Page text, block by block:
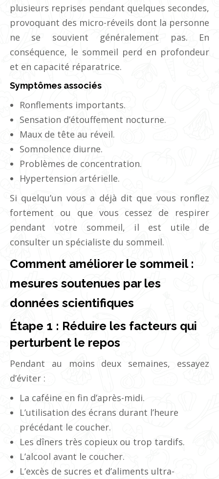
plusieurs reprises pendant quelques secondes,
provoquant des micro-réveils dont la personne
ne se souvient généralement pas. En
conséquence, le sommeil perd en profondeur
et en capacité réparatrice.
Symptômes associés
Ronflements importants.
Sensation d’étouffement nocturne.
Maux de tête au réveil.
Somnolence diurne.
Problèmes de concentration.
Hypertension artérielle.
Si quelqu’un vous a déjà dit que vous ronflez
fortement ou que vous cessez de respirer
pendant votre sommeil, il est utile de
consulter un spécialiste du sommeil.
Comment améliorer le sommeil :
mesures soutenues par les
données scientifiques
Étape 1 : Réduire les facteurs qui
perturbent le repos
Pendant au moins deux semaines, essayez
d’éviter :
La caféine en fin d’après-midi.
L’utilisation des écrans durant l’heure
précédant le coucher.
Les dîners très copieux ou trop tardifs.
L’alcool avant le coucher.
L’excès de sucres et d’aliments ultra-